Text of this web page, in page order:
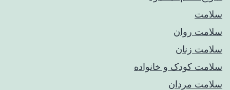
سلامت
سلامت روان
سلامت زنان
سلامت کودک‌ و خانواده
سلامت مردان